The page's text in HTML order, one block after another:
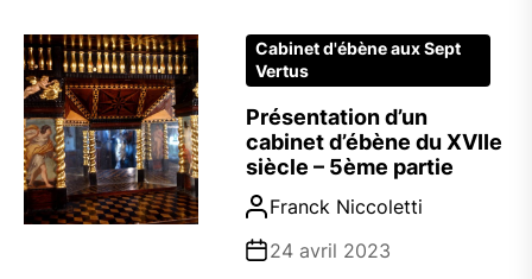
Cabinet d'ébène aux Sept
Vertus
Présentation d’un
cabinet d’ébène du XVIIe
siècle – 5ème partie
Franck Niccoletti
24 avril 2023